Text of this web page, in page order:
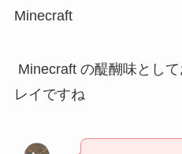
Minecraft
Minecraft の醍醐味とし
レイですね